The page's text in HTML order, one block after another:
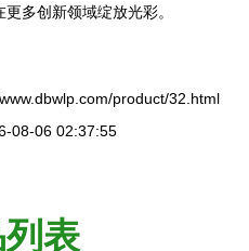
多创新领域绽放光彩。
product/32.html
08-06 02:37:55
表